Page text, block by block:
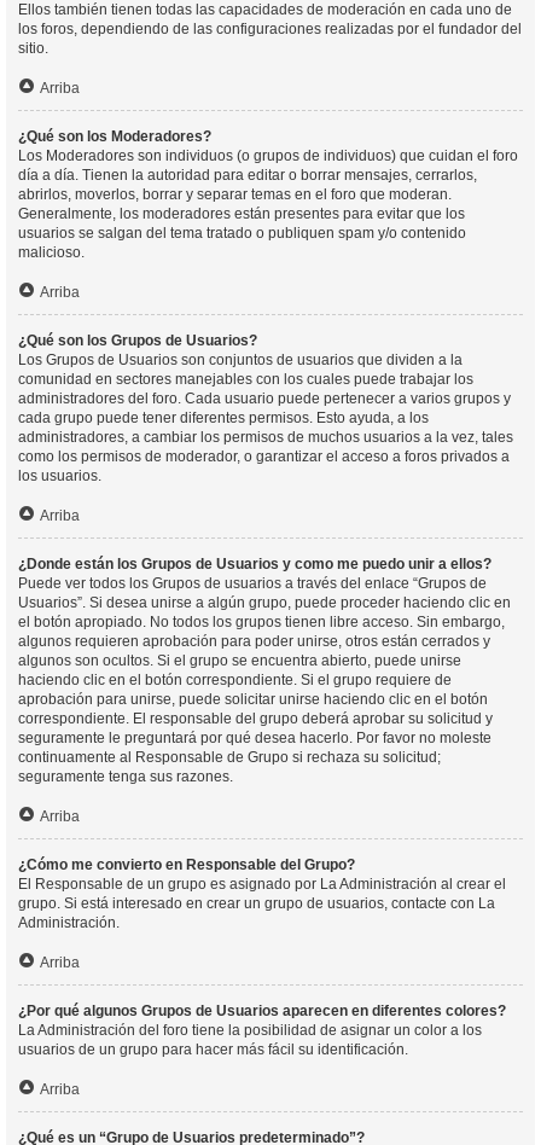
Ellos también tienen todas las capacidades de moderación en cada uno de
los foros, dependiendo de las configuraciones realizadas por el fundador del
sitio.
Arriba
¿Qué son los Moderadores?
Los Moderadores son individuos (o grupos de individuos) que cuidan el foro
día a día. Tienen la autoridad para editar o borrar mensajes, cerrarlos,
abrirlos, moverlos, borrar y separar temas en el foro que moderan.
Generalmente, los moderadores están presentes para evitar que los
usuarios se salgan del tema tratado o publiquen spam y/o contenido
malicioso.
Arriba
¿Qué son los Grupos de Usuarios?
Los Grupos de Usuarios son conjuntos de usuarios que dividen a la
comunidad en sectores manejables con los cuales puede trabajar los
administradores del foro. Cada usuario puede pertenecer a varios grupos y
cada grupo puede tener diferentes permisos. Esto ayuda, a los
administradores, a cambiar los permisos de muchos usuarios a la vez, tales
como los permisos de moderador, o garantizar el acceso a foros privados a
los usuarios.
Arriba
¿Donde están los Grupos de Usuarios y como me puedo unir a ellos?
Puede ver todos los Grupos de usuarios a través del enlace “Grupos de
Usuarios”. Si desea unirse a algún grupo, puede proceder haciendo clic en
el botón apropiado. No todos los grupos tienen libre acceso. Sin embargo,
algunos requieren aprobación para poder unirse, otros están cerrados y
algunos son ocultos. Si el grupo se encuentra abierto, puede unirse
haciendo clic en el botón correspondiente. Si el grupo requiere de
aprobación para unirse, puede solicitar unirse haciendo clic en el botón
correspondiente. El responsable del grupo deberá aprobar su solicitud y
seguramente le preguntará por qué desea hacerlo. Por favor no moleste
continuamente al Responsable de Grupo si rechaza su solicitud;
seguramente tenga sus razones.
Arriba
¿Cómo me convierto en Responsable del Grupo?
El Responsable de un grupo es asignado por La Administración al crear el
grupo. Si está interesado en crear un grupo de usuarios, contacte con La
Administración.
Arriba
¿Por qué algunos Grupos de Usuarios aparecen en diferentes colores?
La Administración del foro tiene la posibilidad de asignar un color a los
usuarios de un grupo para hacer más fácil su identificación.
Arriba
¿Qué es un “Grupo de Usuarios predeterminado”?